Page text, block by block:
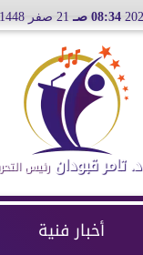
08:34 صـ 21 صفر 1448
د. تامر قبودان رئيس
أخبار فنية